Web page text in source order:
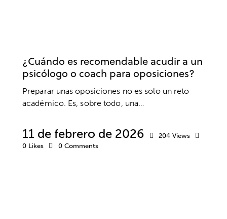
¿Cuándo es recomendable acudir a un
psicólogo o coach para oposiciones?
Preparar unas oposiciones no es solo un reto
académico. Es, sobre todo, una…
11 de febrero de 2026 204 Views
0 Likes 0 Comments